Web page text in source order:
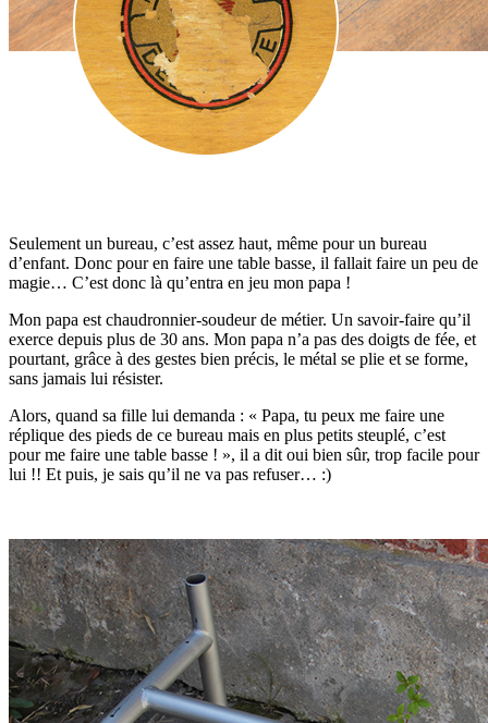
Seulement un bureau, c’est assez haut, même pour un bureau
d’enfant. Donc pour en faire une table basse, il fallait faire un peu de
magie… C’est donc là qu’entra en jeu mon papa !
Mon papa est chaudronnier-soudeur de métier. Un savoir-faire qu’il
exerce depuis plus de 30 ans. Mon papa n’a pas des doigts de fée, et
pourtant, grâce à des gestes bien précis, le métal se plie et se forme,
sans jamais lui résister.
Alors, quand sa fille lui demanda : « Papa, tu peux me faire une
réplique des pieds de ce bureau mais en plus petits steuplé, c’est
pour me faire une table basse ! », il a dit oui bien sûr, trop facile pour
lui !! Et puis, je sais qu’il ne va pas refuser… :)